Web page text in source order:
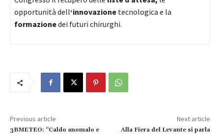
opportunità dell‘innovazione tecnologica e la
formazionedei futuri chirurghi.
Previous article
3BMETEO: “Caldo anomalo e
Next article
Alla Fiera del Levante si parla